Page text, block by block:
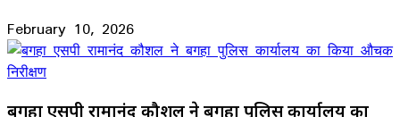
February 10, 2026
बगहा एसपी रामानंद कौशल ने बगहा पुलिस कार्यालय का